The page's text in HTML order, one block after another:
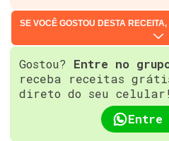
SE VOCÊ GOSTOU DESTA
Gostou? Entre no
receba receitas
direto do seu celular!
Entre